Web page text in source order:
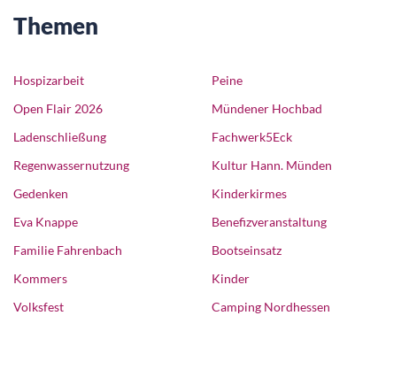
Themen
Hospizarbeit
Open Flair 2026
Ladenschließung
Regenwassernutzung
Gedenken
Eva Knappe
Familie Fahrenbach
Kommers
Volksfest
Peine
Mündener Hochbad
Fachwerk5Eck
Kultur Hann. Münden
Kinderkirmes
Benefizveranstaltung
Bootseinsatz
Kinder
Camping Nordhessen